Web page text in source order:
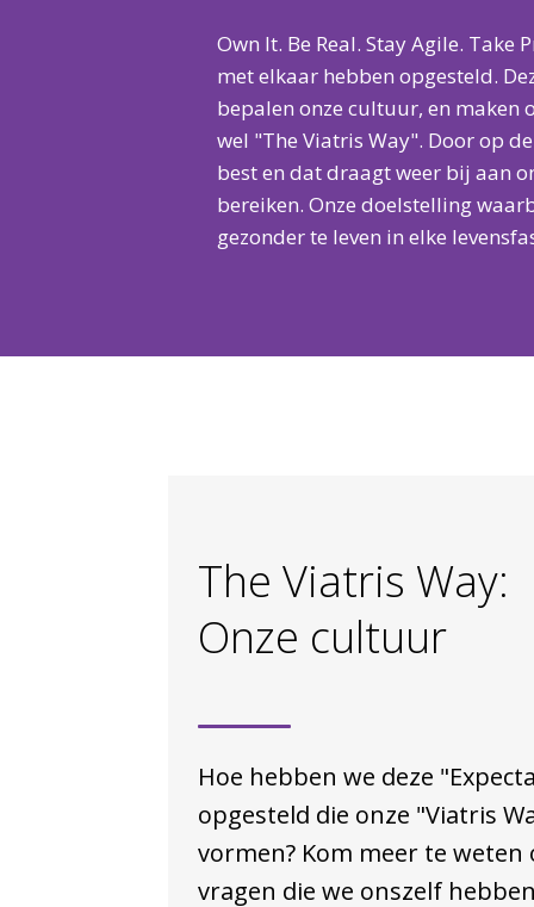
Own It. Be Real. Stay Agile.
met elkaar hebben opgesteld.
bepalen onze cultuur, en maken
wel "The Viatris Way". Door op
best en dat draagt weer bij aan
bereiken. Onze doelstelling
gezonder te leven in elke
The Viatris Way:
Onze cultuur
Hoe hebben we deze
opgesteld die onze "Viatris
vormen? Kom meer te weten
vragen die we onszelf